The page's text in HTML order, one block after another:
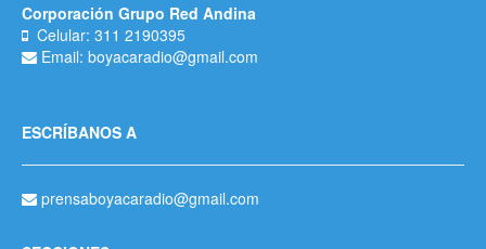
Corporación Grupo Red Andina
Celular: 311 2190395
Email: boyacaradio@gmail.com
ESCRÍBANOS A
prensaboyacaradio@gmail.com